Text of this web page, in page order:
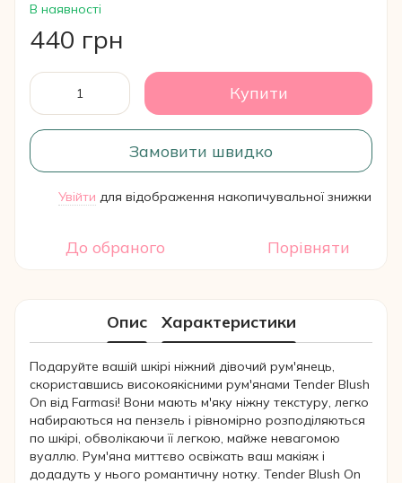
В наявності
440 грн
Купити
Замовити швидко
Увійти для відображення накопичувальної знижки
До обраного Порівняти
Опис Характеристики
Подаруйте вашій шкірі ніжний дівочий рум'янець,
скориставшись високоякісними рум'янами Tender Blush
On від Farmasi! Вони мають м'яку ніжну текстуру, легко
набираються на пензель і рівномірно розподіляються
по шкірі, обволікаючи її легкою, майже невагомою
вуаллю. Рум'яна миттєво освіжать ваш макіяж і
додадуть у нього романтичну нотку. Tender Blush On